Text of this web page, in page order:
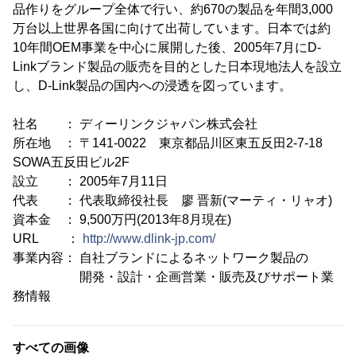
品作りをグループ全体で行い、約670の製品を年間3,000
万台以上世界各国に向けて出荷しています。日本では約
10年間OEM事業を中心に展開した後、2005年7月にD-
Linkブランド製品の販売を目的とした日本現地法人を設立
し、D-Link製品の国内への浸透を図っています。
社名 ： ディーリンクジャパン株式会社
所在地 ： 〒141-0022 東京都品川区東五反田2-7-18
SOWA五反田ビル2F
設立 ： 2005年7月11日
代表 ： 代表取締役社長 廖 晋新(マーティ・リャオ)
資本金 ： 9,500万円(2013年8月現在)
URL ：
http://www.dlink-jp.com/
事業内容： 自社ブランドによるネットワーク製品の
開発・設計・企画営業・販売及びサポート業
務情報
すべての画像